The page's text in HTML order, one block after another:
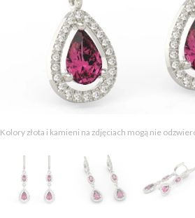
Kolory złota i kamieni na zdjęciach mogą nie